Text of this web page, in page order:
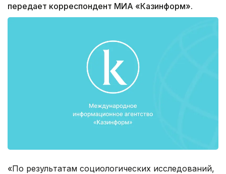
передает корреспондент МИА «Казинформ».
«По результатам социологических исследований,